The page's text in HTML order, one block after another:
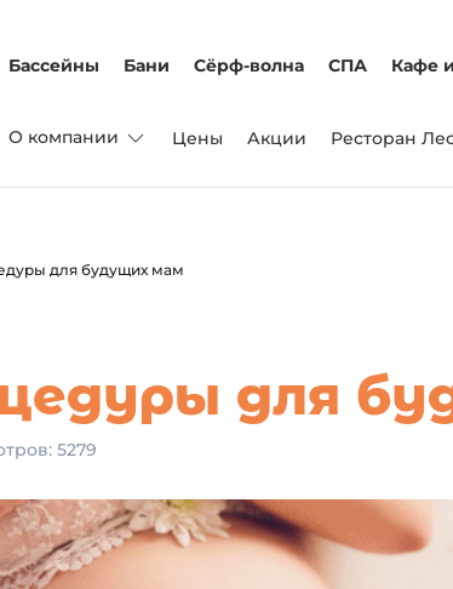
Бассейны Бани Сёрф-волна СПА Кафе
О компании Цены Акции Ресторан
для будущих мам
для
5279